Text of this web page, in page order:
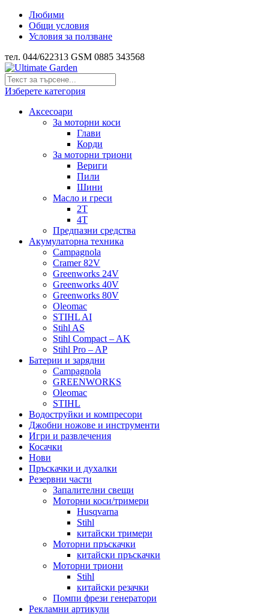
Любими
Общи условия
Условия за ползване
тел. 044/622313 GSM 0885 343568
Изберете категория
Аксесоари
За моторни коси
Глави
Корди
За моторни триони
Вериги
Пили
Шини
Масло и греси
2Т
4Т
Предпазни средства
Акумулаторна техника
Campagnola
Cramer 82V
Greenworks 24V
Greenworks 40V
Greenworks 80V
Oleomac
STIHL AI
Stihl AS
Stihl Compact – AK
Stihl Pro – AP
Батерии и зарядни
Campagnola
GREENWORKS
Oleomac
STIHL
Водоструйки и компресори
Джобни ножове и инструменти
Игри и развлечения
Косачки
Нови
Пръскачки и духалки
Резервни части
Запалителни свещи
Моторни коси/тримери
Husqvarna
Stihl
китайски тримери
Моторни пръскачки
китайски пръскачки
Моторни триони
Stihl
китайски резачки
Помпи фрези генератори
Рекламни артикули